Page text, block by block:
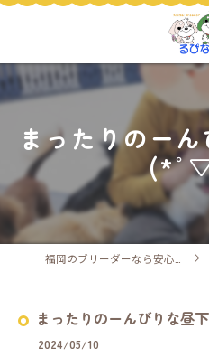
まったりのー
(*ﾟ
まったりのーんびりな昼
2024/05/10